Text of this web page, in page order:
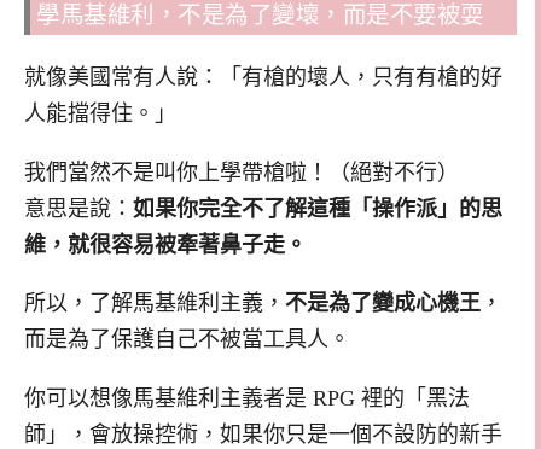
學馬基維利，不是為了變壞，而是不要被耍
就像美國常有人說：「有槍的壞人，只有有槍的好
人能擋得住。」
我們當然不是叫你上學帶槍啦！（絕對不行）
意思是說： 如果你完全不了解這種「操作派」的思
維，就很容易被牽著鼻子走。
所以，了解馬基維利主義， 不是為了變成心機王 ，
而是為了保護自己不被當工具人。
你可以想像馬基維利主義者是 RPG 裡的「黑法
師」，會放操控術，如果你只是一個不設防的新手